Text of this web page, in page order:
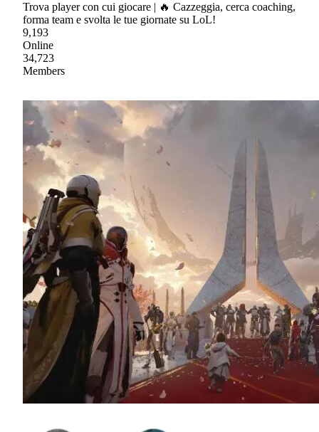
Trova player con cui giocare | 🔥 Cazzeggia, cerca coaching,
forma team e svolta le tue giornate su LoL!
9,193
Online
34,723
Members